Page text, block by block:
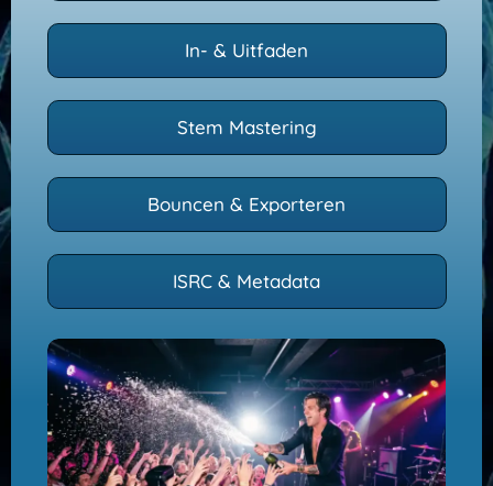
In- & Uitfaden
Stem Mastering
Bouncen & Exporteren
ISRC & Metadata